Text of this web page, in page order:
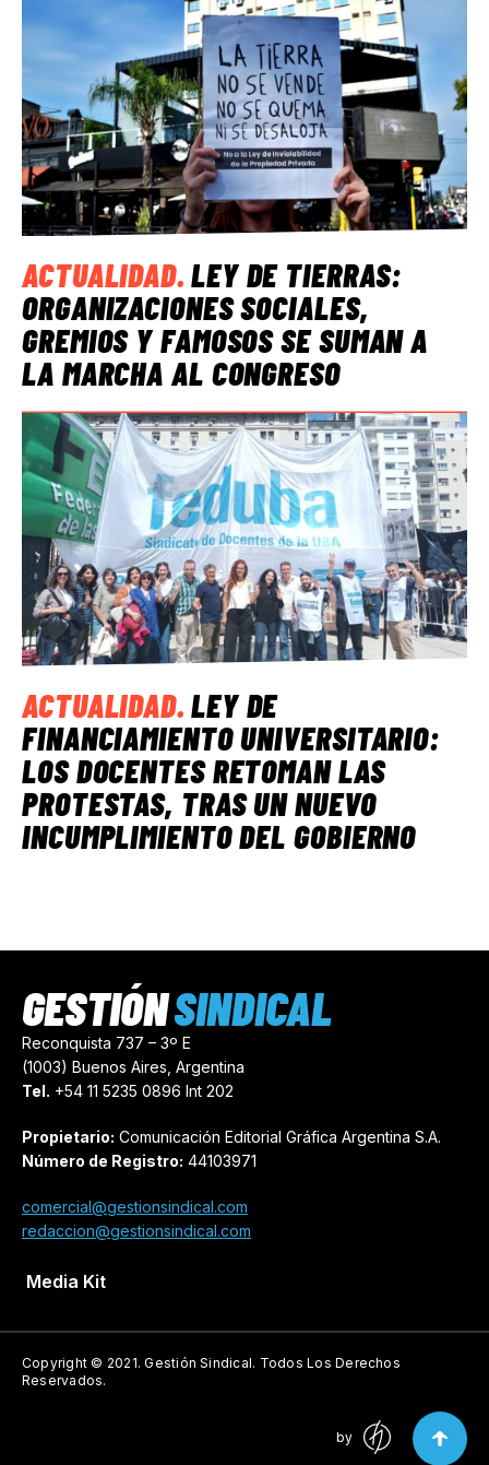
ACTUALIDAD.LEY DE TIERRAS:
ORGANIZACIONES SOCIALES,
GREMIOS Y FAMOSOS SE SUMAN A
LA MARCHA AL CONGRESO
ACTUALIDAD.LEY DE
FINANCIAMIENTO UNIVERSITARIO:
LOS DOCENTES RETOMAN LAS
PROTESTAS, TRAS UN NUEVO
INCUMPLIMIENTO DEL GOBIERNO
Reconquista 737 – 3º E
(1003) Buenos Aires, Argentina
Tel. +54 11 5235 0896 Int 202
Propietario: Comunicación Editorial Gráfica Argentina S.A.
Número de Registro: 44103971
comercial@gestionsindical.com
redaccion@gestionsindical.com
Media Kit
GESTIÓNSINDICAL
Copyright © 2021.Gestión Sindical. Todos Los Derechos
Reservados.
by